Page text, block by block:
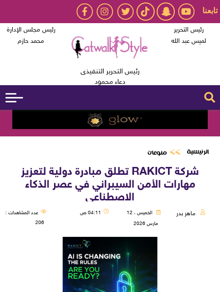
تابعنا
رئيس التحرير
لميس عبد الله
رئيس التحرير التنفيذى
دعاء محمود
رئيس مجلس الإدارة
محمد حازم
الرئيسية منوعات
شركة RAKICT تطلق مبادرة دولية لتعزيز
مهارات الأمن السيبراني في عصر الذكاء
الاصطناعي
ماهر بدر
الخميس ، 12
مارس 2026
04:11 ص
عدد المشاهدات :
206